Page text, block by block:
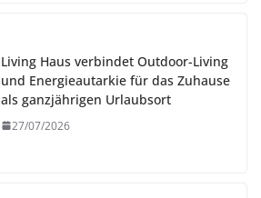
Living Haus verbindet Outdoor-Living
und Energieautarkie für das Zuhause
als ganzjährigen Urlaubsort
27/07/2026